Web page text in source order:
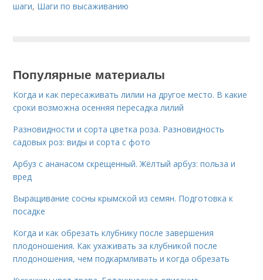
шаги, Шаги по высаживанию
Популярные материалы
Когда и как пересаживать лилии на другое место. В какие
сроки возможна осенняя пересадка лилий
Разновидности и сорта цветка роза. Разновидность
садовых роз: виды и сорта с фото
Арбуз с ананасом скрещенный. Жёлтый арбуз: польза и
вред
Выращивание сосны крымской из семян. Подготовка к
посадке
Когда и как обрезать клубнику после завершения
плодоношения. Как ухаживать за клубникой после
плодоношения, чем подкармливать и когда обрезать